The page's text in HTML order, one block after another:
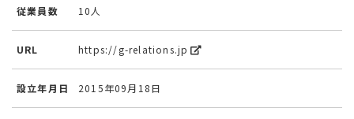
従業員数 10人
URL https://g-relations.jp
設立年月日 2015年09月18日